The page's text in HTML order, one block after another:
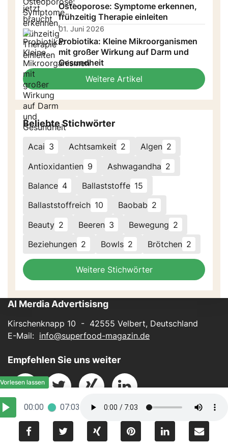
00:00 07:03
Osteoporose: Symptome erkennen,
frühzeitig Therapie einleiten
01. Juni 2026
Probiotika: Kleine Mikroorganismen
mit großer Wirkung auf Darm und
Gesundheit
Weitere Artikel
Beliebte Stichwörter
Acai 3 Achtsamkeit 2 Algen 2
Antioxidantien 9 Ashwagandha 2
Balance 4 Ballaststoffe 15
Ballaststoffreich 10 Baobab 2
Beauty 2 Beeren 3 Bewegung 2
Beziehungen 2 Bowls 2 Brötchen 2
Weitere Stichwörter
AI Merdia Advertisisng
Kirschenknapp 10 - 42555 Velbert, Deutschland
E-Mail: info@superfood-magazin.de
Empfehlen Sie uns weiter
Impressum -Datenschutz